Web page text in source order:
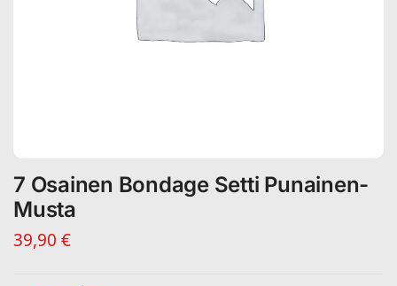
7 Osainen Bondage Setti Punainen-
Musta
39,90 €